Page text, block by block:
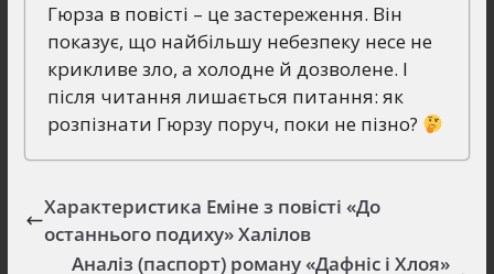
Гюрза в повісті – це застереження. Він
показує, що найбільшу небезпеку несе не
крикливе зло, а холодне й дозволене. І
після читання лишається питання: як
розпізнати Гюрзу поруч, поки не пізно?
Характеристика Еміне з повісті «До
останнього подиху» Халілов
Аналіз (паспорт) роману «Дафніс і Хлоя»